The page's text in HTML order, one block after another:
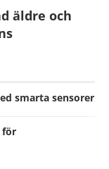
äldre och
smarta sensorer
för